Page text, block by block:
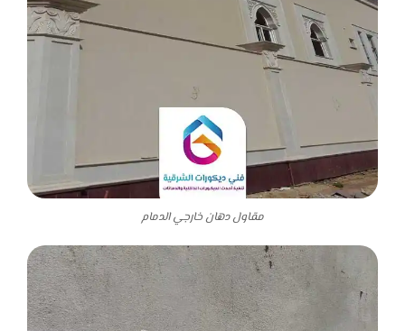
مقاول دهان خارجي الدمام